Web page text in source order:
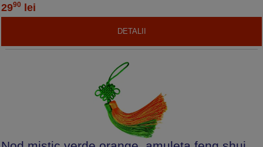
2990 lei
DETALII